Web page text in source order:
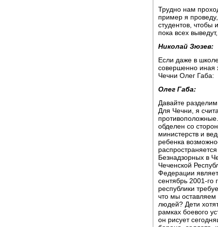
Трудно нам
пример я
студентов, чтобы
пока всех
Николай Зюзев:
Если даже в
совершенно иная
Чечни Олег Габа:
Олег Габа:
Давайте
Для Чечни, я
обделен со
министерств и
ребенка
Безнадзорных в
Чеченской
Федерации
сентябрь 2001-го
республики
что мы оставляем
людей? Дети
рамках боевого
он рисует